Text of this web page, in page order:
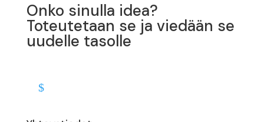
Onko sinulla idea?
Toteutetaan se ja viedään se
uudelle tasolle